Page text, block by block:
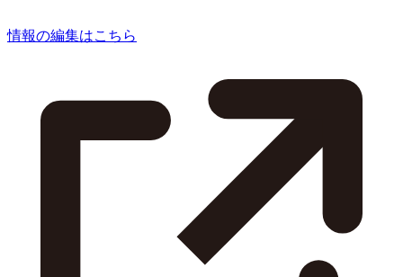
情報の編集はこちら